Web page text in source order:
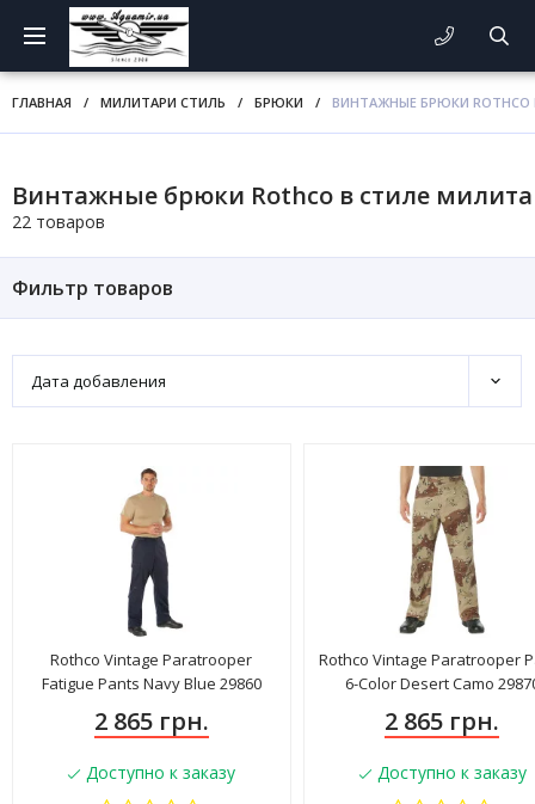
ГЛАВНАЯ / МИЛИТАРИ СТИЛЬ / БРЮКИ / ВИНТАЖНЫЕ БРЮКИ
Винтажные брюки Rothco в стиле
22 товаров
Фильтр товаров
Дата добавления
Rothco Vintage Paratrooper
Fatigue Pants Navy Blue 29860
2 865 грн.
Доступно к заказу
Rothco Vintage Paratrooper
6-Color Desert Camo
2 865 грн.
Доступно к заказу